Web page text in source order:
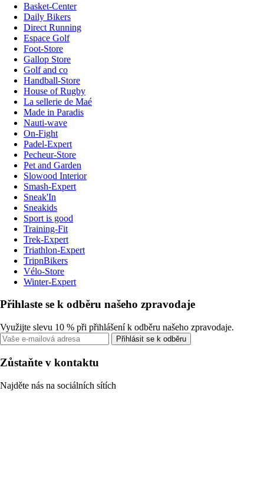
Basket-Center
Daily Bikers
Direct Running
Espace Golf
Foot-Store
Gallop Store
Golf and co
Handball-Store
House of Rugby
La sellerie de Maé
Made in Paradis
Nauti-wave
On-Fight
Padel-Expert
Pecheur-Store
Pet and Garden
Slowood Interior
Smash-Expert
Sneak'In
Sneakids
Sport is good
Training-Fit
Trek-Expert
Triathlon-Expert
TripnBikers
Vélo-Store
Winter-Expert
Přihlaste se k odběru našeho zpravodaje
Využijte slevu 10 % při přihlášení k odběru našeho zpravodaje.
Přihlásit se k odběru
Zůstaňte v kontaktu
Najděte nás na sociálních sítích